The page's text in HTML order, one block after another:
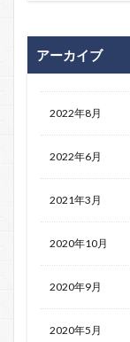
アーカイブ
2022年8月
2022年6月
2021年3月
2020年10月
2020年9月
2020年5月